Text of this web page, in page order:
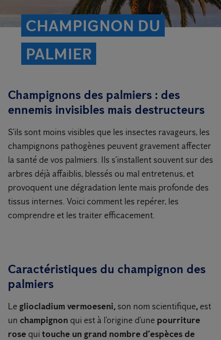
CHAMPIGNON DU
PALMIER
Champignons des palmiers : des
ennemis invisibles mais destructeurs
S’ils sont moins visibles que les insectes ravageurs, les
champignons pathogènes peuvent gravement affecter
la santé de vos palmiers. Ils s’installent souvent sur des
arbres déjà affaiblis, blessés ou mal entretenus, et
provoquent une dégradation lente mais profonde des
tissus internes. Voici comment les repérer, les
comprendre et les traiter efficacement.
Caractéristiques du champignon des
palmiers
Le gliocladium vermoeseni,son nom scientifique, est
un champignon qui est à l’origine d’une pourriture
rose qui touche un grand nombre d’espèces de